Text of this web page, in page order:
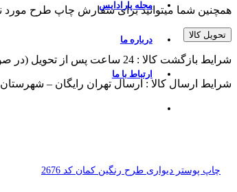
مجله پارادایس
درباره ما
ارتباط با ما
همچنین شما میتوانید برای سفارش چاپ طرح
تحویل کالا
شرایط بازگشت کالا : 24 ساعت پس از تحویل (در صورت استفاده یا برش از پذیرش مرجوعی معذوریم)
شرایط ارسال کالا : ارسال تهران رایگان –
چاپ پوستر دیواری طرح رنگین کمان کد 2676